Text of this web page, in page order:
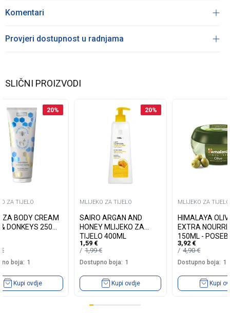
Komentari
Provjeri dostupnost u radnjama
SLIČNI PROIZVODI
20%
ZA TIJELO
BODY CREAM
DONKEYS 250
€
boja: 1
Kupi ovdje
20%
MLIJEKO ZA TIJELO
SAIRO ARGAN AND
HONEY MLIJEKO ZA
TIJELO 400ML
1,59 €
1,99€
Dostupno boja: 1
Kupi ovdje
MLIJEKO ZA TIJELO
HIMALAYA
EXTRA
150ML -
HRANLJIVA
MASLI...
3,92 €
4,90€
Dostupno boja: 1
Kupi